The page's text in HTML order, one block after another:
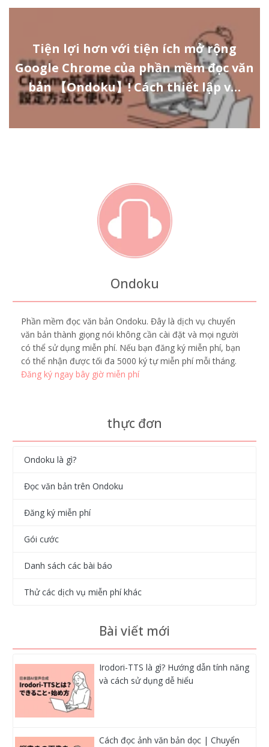
Tiện lợi hơn với tiện ích mở rộng
Google Chrome của phần mềm đọc văn
bản 【Ondoku】! Cách thiết lập v…
Ondoku
Phần mềm đọc văn bản Ondoku. Đây là dịch vụ chuyển
văn bản thành giọng nói không cần cài đặt và mọi người
có thể sử dụng miễn phí. Nếu bạn đăng ký miễn phí, bạn
có thể nhận được tối đa 5000 ký tự miễn phí mỗi tháng.
Đăng ký ngay bây giờ miễn phí
thực đơn
Ondoku là gì?
Đọc văn bản trên Ondoku
Đăng ký miễn phí
Gói cước
Danh sách các bài báo
Thử các dịch vụ miễn phí khác
Bài viết mới
Irodori-TTS là gì? Hướng dẫn tính năng
và cách sử dụng dễ hiểu
Cách đọc ảnh văn bản dọc | Chuyển